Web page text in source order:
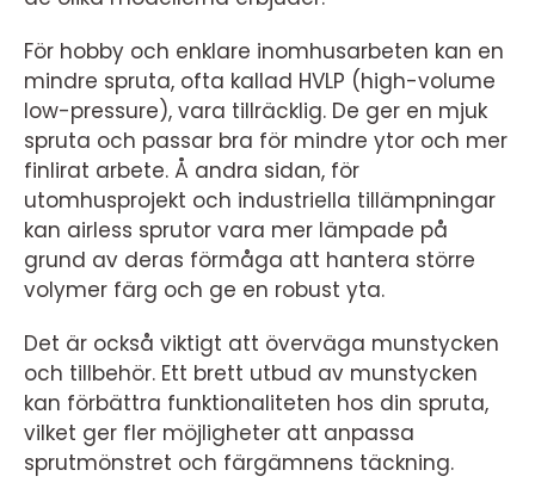
För hobby och enklare inomhusarbeten kan en
mindre spruta, ofta kallad HVLP (high-volume
low-pressure), vara tillräcklig. De ger en mjuk
spruta och passar bra för mindre ytor och mer
finlirat arbete. Å andra sidan, för
utomhusprojekt och industriella tillämpningar
kan airless sprutor vara mer lämpade på
grund av deras förmåga att hantera större
volymer färg och ge en robust yta.
Det är också viktigt att överväga munstycken
och tillbehör. Ett brett utbud av munstycken
kan förbättra funktionaliteten hos din spruta,
vilket ger fler möjligheter att anpassa
sprutmönstret och färgämnens täckning.